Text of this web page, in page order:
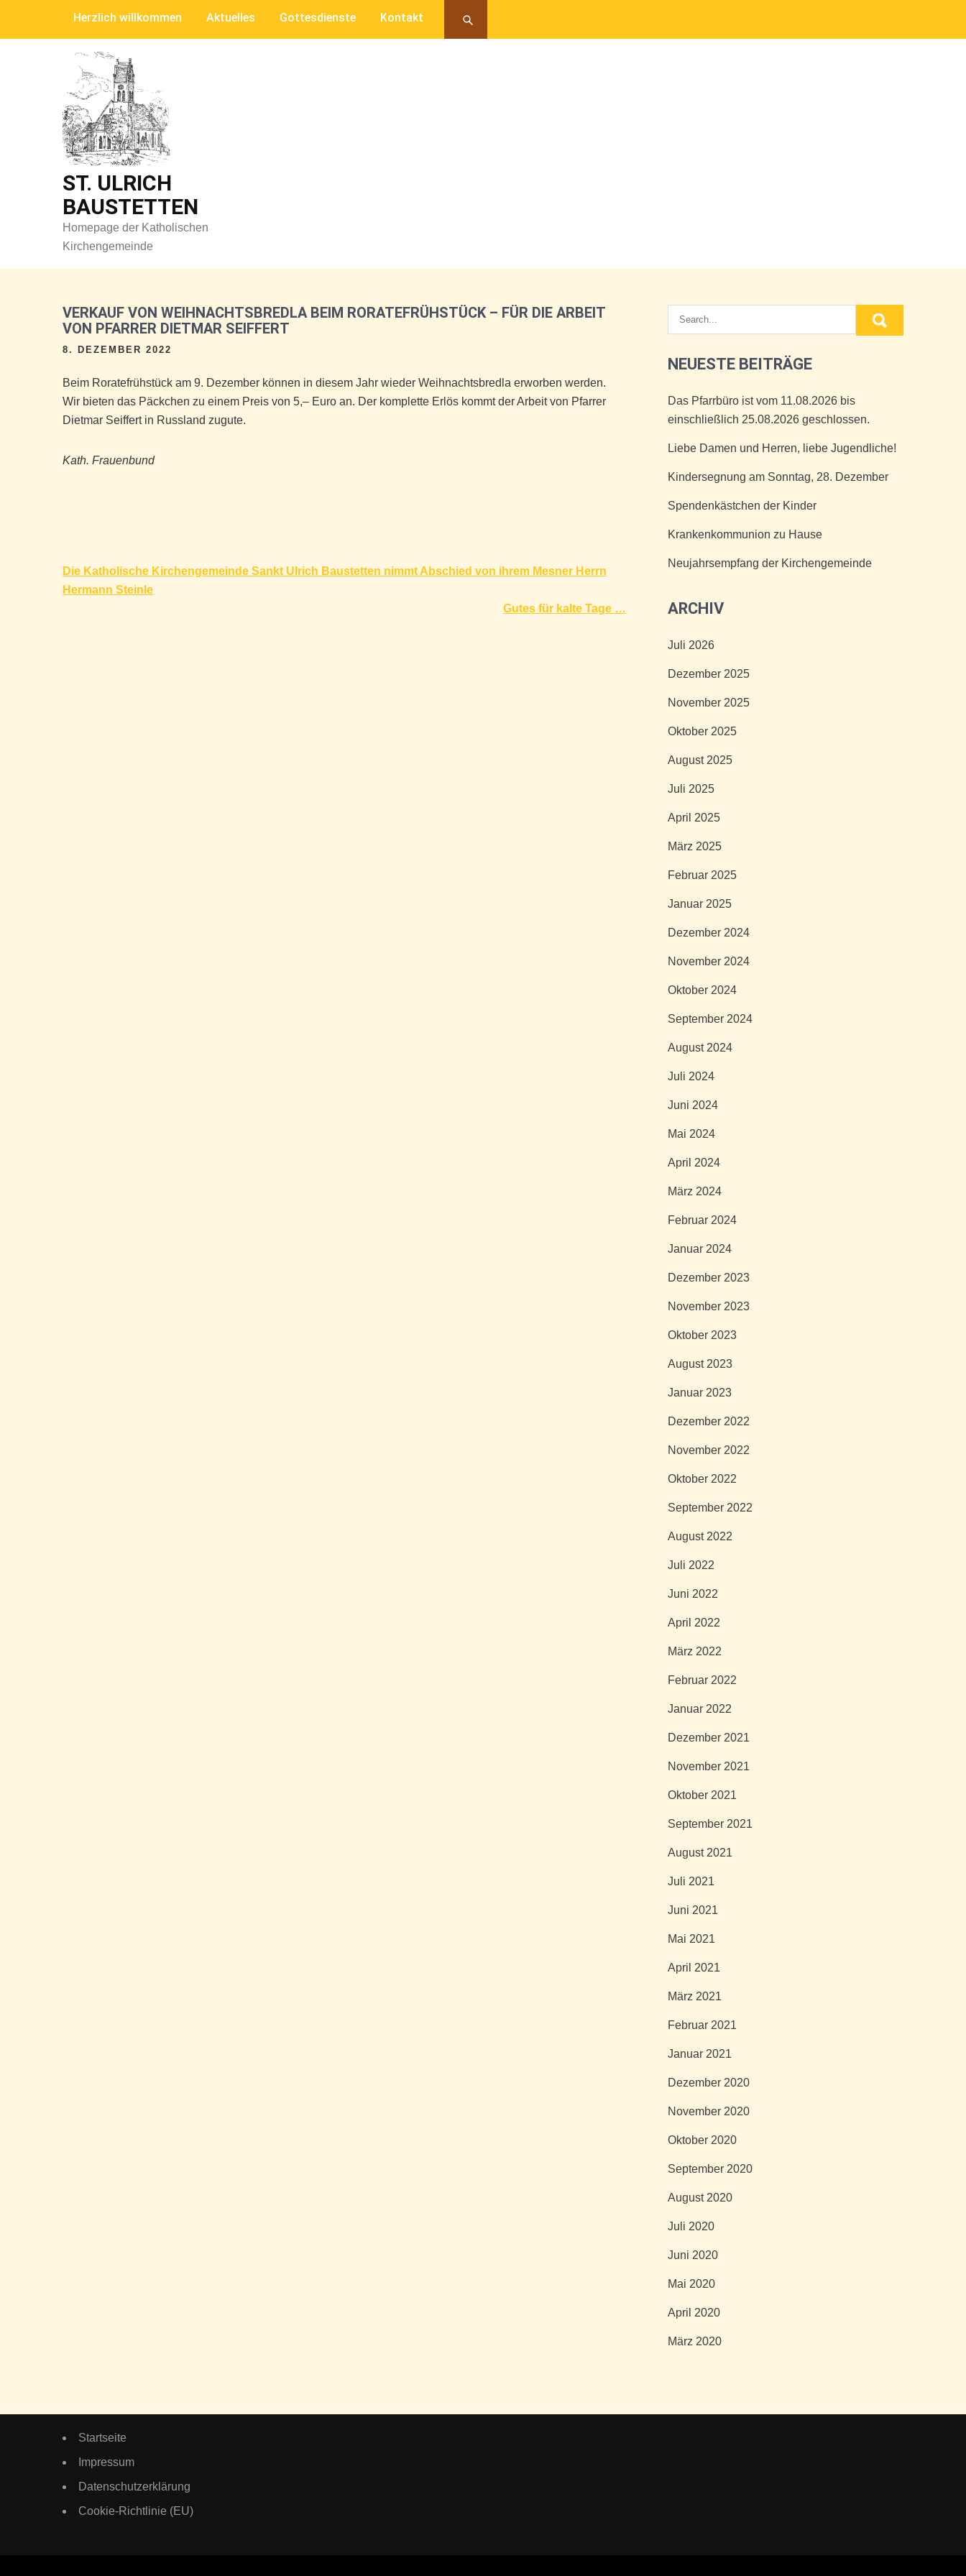
Herzlich willkommen Aktuelles Gottesdienste Kontakt
ST. ULRICH
BAUSTETTEN
Homepage der Katholischen
Kirchengemeinde
VERKAUF VON WEIHNACHTSBREDLA BEIM RORATEFRÜHSTÜCK – FÜR DIE ARBEIT
VON PFARRER DIETMAR SEIFFERT
8. DEZEMBER 2022
Beim Roratefrühstück am 9. Dezember können in diesem Jahr wieder Weihnachtsbredla erworben werden.
Wir bieten das Päckchen zu einem Preis von 5,– Euro an. Der komplette Erlös kommt der Arbeit von Pfarrer
Dietmar Seiffert in Russland zugute.
Kath. Frauenbund
Beitragsnavigation
Die Katholische Kirchengemeinde Sankt Ulrich Baustetten nimmt Abschied von ihrem Mesner Herrn
Hermann Steinle
Gutes für kalte Tage …
NEUESTE BEITRÄGE
Das Pfarrbüro ist vom 11.08.2026 bis
einschließlich 25.08.2026 geschlossen.
Liebe Damen und Herren, liebe Jugendliche!
Kindersegnung am Sonntag, 28. Dezember
Spendenkästchen der Kinder
Krankenkommunion zu Hause
Neujahrsempfang der Kirchengemeinde
ARCHIV
Juli 2026
Dezember 2025
November 2025
Oktober 2025
August 2025
Juli 2025
April 2025
März 2025
Februar 2025
Januar 2025
Dezember 2024
November 2024
Oktober 2024
September 2024
August 2024
Juli 2024
Juni 2024
Mai 2024
April 2024
März 2024
Februar 2024
Januar 2024
Dezember 2023
November 2023
Oktober 2023
August 2023
Januar 2023
Dezember 2022
November 2022
Oktober 2022
September 2022
August 2022
Juli 2022
Juni 2022
April 2022
März 2022
Februar 2022
Januar 2022
Dezember 2021
November 2021
Oktober 2021
September 2021
August 2021
Juli 2021
Juni 2021
Mai 2021
April 2021
März 2021
Februar 2021
Januar 2021
Dezember 2020
November 2020
Oktober 2020
September 2020
August 2020
Juli 2020
Juni 2020
Mai 2020
April 2020
März 2020
Startseite
Impressum
Datenschutzerklärung
Cookie-Richtlinie (EU)